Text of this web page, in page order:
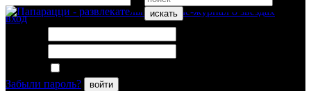
искать
вход
Забыли пароль?
войти